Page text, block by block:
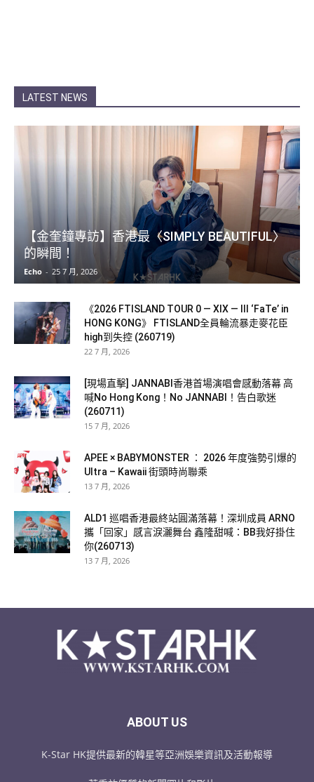
LATEST NEWS
【金奎鐘專訪】香港最〈SIMPLY BEAUTIFUL〉
的瞬間！
Echo - 25 7 月, 2026
《2026 FTISLAND TOUR 0 — XIX — III ‘FaTe’ in
HONG KONG》 FTISLAND全員輪流暴走麥花臣
high到失控 (260719)
22 7 月, 2026
[現場直擊] JANNABI香港首場演唱會感動落幕 高
喊No Hong Kong！No JANNABI！告白歌迷
(260711)
15 7 月, 2026
APEE × BABYMONSTER ： 2026 年度強勢引爆的
Ultra – Kawaii 街頭時尚聯乘
13 7 月, 2026
ALD1 巡唱香港最終站圓滿落幕！深圳成員 ARNO
攜「回家」感言淚灑舞台 鑫隆甜喊：BB我好掛住
你(260713)
13 7 月, 2026
ABOUT US
K-Star HK提供最新的韓星等亞洲娛樂資訊及活動報導